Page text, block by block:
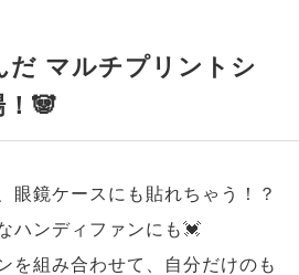
だ マルチプリントシ
！🐼
眼鏡ケースにも貼れちゃう！？
ハンディファンにも💓
を組み合わせて、自分だけのも